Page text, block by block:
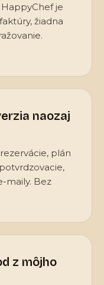
je
žiadna
naozaj
plán
maily. Bez
z môjho